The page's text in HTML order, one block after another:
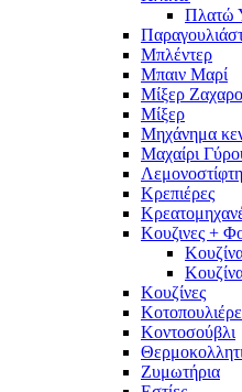
Πλατώ
Μπλέντερ
Μπαιν Μαρί
Μίξερ
Μίξερ
Μηχάνημα
Μαχαίρι
Κρεπιέρες
Κουζινες +
Κουζίνες
Κοντοσούβλι
Ζυμωτήρια